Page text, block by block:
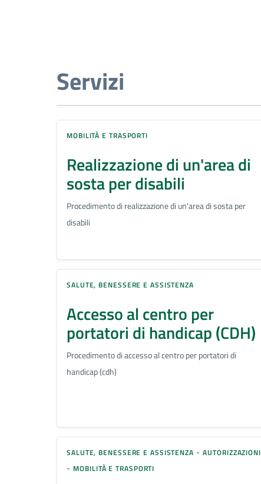
Servizi
MOBILITÀ E TRASPORTI
Realizzazione di un'area di
sosta per disabili
Procedimento di realizzazione di un'area di sosta per
disabili
SALUTE, BENESSERE E ASSISTENZA
Accesso al centro per
portatori di handicap (CDH)
Procedimento di accesso al centro per portatori di
handicap (cdh)
SALUTE, BENESSERE E ASSISTENZA -AUTORIZZAZIONI
- MOBILITÀ E TRASPORTI